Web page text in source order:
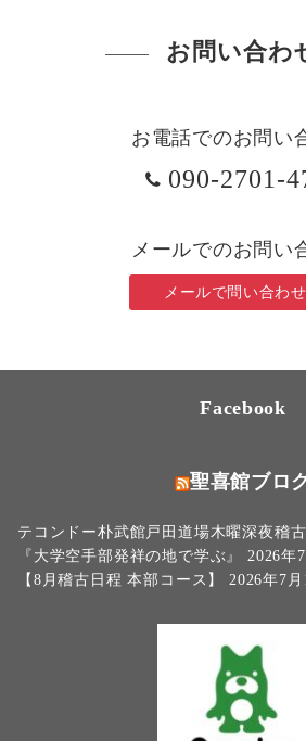
お問い合わ
お電話でのお問い
090-2701-
メールでのお問い
メールで問い合わ
Facebook
聖喜館ブロ
テコンドー朴武館戸田道場木曜深夜稽古
『大学空手部発祥の地で学ぶ』
2026年
【8月稽古日程 本部コース】
2026年7月